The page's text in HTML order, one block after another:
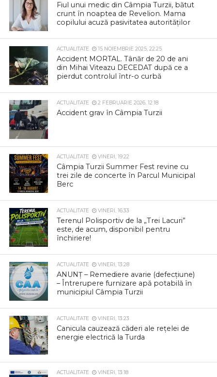
Fiul unui medic din Câmpia Turzii, bătut
crunt în noaptea de Revelion. Mama
copilului acuză pasivitatea autorităților
ACTUALITATE 15 NOIEMBRIE 2025, 22:25
Accident MORTAL. Tânăr de 20 de ani
din Mihai Viteazu DECEDAT după ce a
pierdut controlul într-o curbă
ACTUALITATE 2 FEBRUARIE 2026, 12:18
Accident grav în Câmpia Turzii
ACTUALITATE VINERI, 19:22
Câmpia Turzii Summer Fest revine cu
trei zile de concerte în Parcul Municipal
Berc
ACTUALITATE VINERI, 16:33
Terenul Polisportiv de la „Trei Lacuri”
este, de acum, disponibil pentru
închiriere!
ACTUALITATE VINERI, 13:28
ANUNȚ – Remediere avarie (defecțiune)
– Întrerupere furnizare apă potabilă în
municipiul Câmpia Turzii
ACTUALITATE VINERI, 13:23
Canicula cauzează căderi ale rețelei de
energie electrică la Turda
ACTUALITATE VINERI, 13:18